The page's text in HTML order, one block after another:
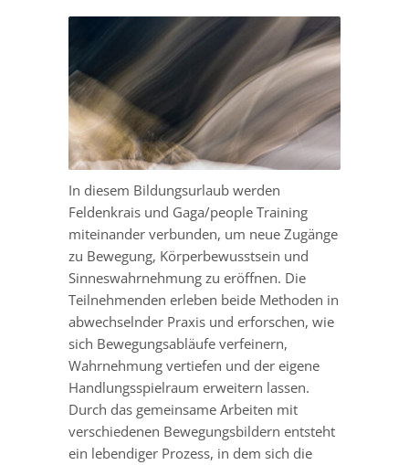
In diesem Bildungsurlaub werden
Feldenkrais und Gaga/people Training
miteinander verbunden, um neue Zugänge
zu Bewegung, Körperbewusstsein und
Sinneswahrnehmung zu eröffnen. Die
Teilnehmenden erleben beide Methoden in
abwechselnder Praxis und erforschen, wie
sich Bewegungsabläufe verfeinern,
Wahrnehmung vertiefen und der eigene
Handlungsspielraum erweitern lassen.
Durch das gemeinsame Arbeiten mit
verschiedenen Bewegungsbildern entsteht
ein lebendiger Prozess, in dem sich die